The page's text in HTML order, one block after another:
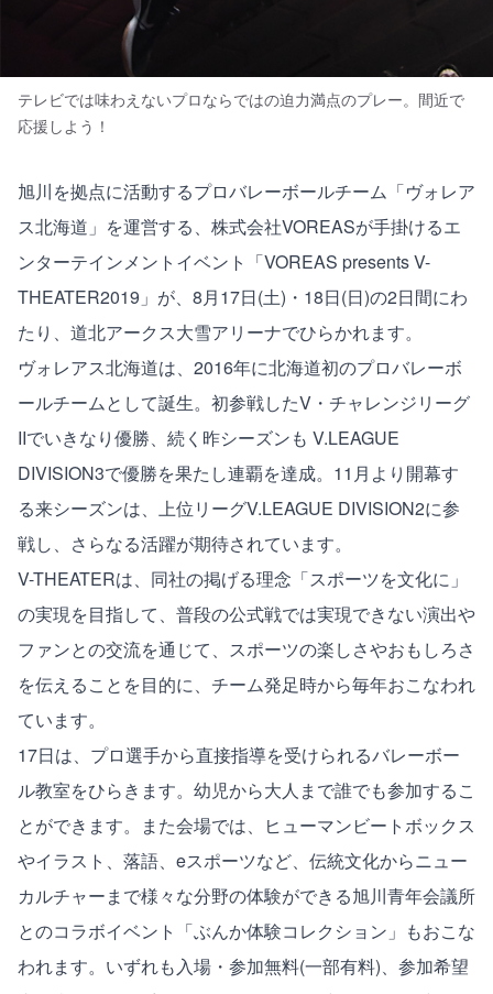
テレビでは味わえないプロならではの迫力満点のプレー。間近で
応援しよう！
旭川を拠点に活動するプロバレーボールチーム「ヴォレア
ス北海道」を運営する、株式会社VOREASが手掛けるエ
ンターテインメントイベント「VOREAS presents V-
THEATER2019」が、8月17日(土)・18日(日)の2日間にわ
たり、道北アークス大雪アリーナでひらかれます。
ヴォレアス北海道は、2016年に北海道初のプロバレーボ
ールチームとして誕生。初参戦したV・チャレンジリーグ
IIでいきなり優勝、続く昨シーズンも V.LEAGUE
DIVISION3で優勝を果たし連覇を達成。11月より開幕す
る来シーズンは、上位リーグV.LEAGUE DIVISION2に参
戦し、さらなる活躍が期待されています。
V-THEATERは、同社の掲げる理念「スポーツを文化に」
の実現を目指して、普段の公式戦では実現できない演出や
ファンとの交流を通じて、スポーツの楽しさやおもしろさ
を伝えることを目的に、チーム発足時から毎年おこなわれ
ています。
17日は、プロ選手から直接指導を受けられるバレーボー
ル教室をひらきます。幼児から大人まで誰でも参加するこ
とができます。また会場では、ヒューマンビートボックス
やイラスト、落語、eスポーツなど、伝統文化からニュー
カルチャーまで様々な分野の体験ができる旭川青年会議所
とのコラボイベント「ぶんか体験コレクション」もおこな
われます。いずれも入場・参加無料(一部有料)、参加希望